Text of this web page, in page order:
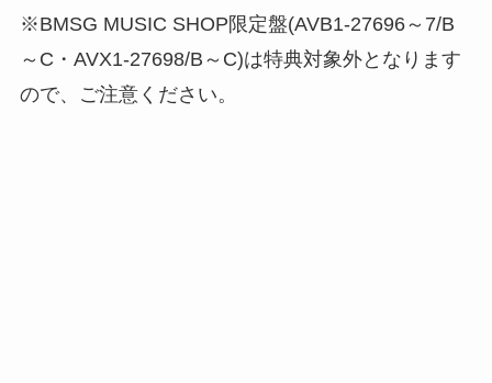
※BMSG MUSIC SHOP限定盤(AVB1-27696～7/B
～C・AVX1-27698/B～C)は特典対象外となります
ので、ご注意ください。